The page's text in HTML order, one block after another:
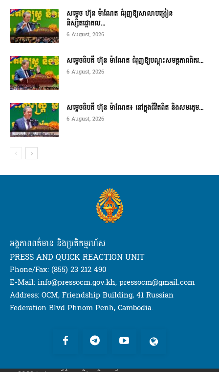
សម្តេច ហ៊ុន ម៉ាណែត ជំរុញឱ្យសាលាបង្រៀន
និស្សិតផ្តោតល...
6 August, 2026
សម្តេចធិបតី ហ៊ុន ម៉ាណែត ជំរុញឱ្យបណ្តុះសមត្ថភាពពិតរ...
6 August, 2026
សម្តេចធិបតី ហ៊ុន ម៉ាណែត៖ នៅក្នុងជីវិតពិត និងសមរភូម...
6 August, 2026
អង្គភាពពត៌មាន និងប្រតិកម្មរហ័ស
PRESS AND QUICK REACTION UNIT
Phone/Fax: (855) 23 212 490
E-Mail: info@pressocm.gov.kh, pressocm@gmail.com
Address: OCM, Friendship Building, 41 Russian
Federation Blvd Phnom Penh, Cambodia.